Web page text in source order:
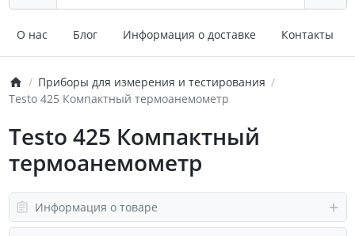
О нас Блог Информация о доставке Контакты
Приборы для измерения и тестирования
Testo 425 Компактный термоанемометр
Testo 425 Компактный
термоанемометр
Информация о товаре